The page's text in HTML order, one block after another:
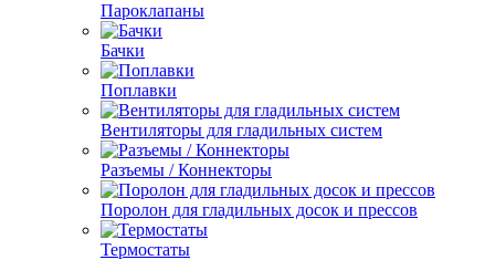
Пароклапаны
Бачки
Поплавки
Вентиляторы для гладильных систем
Разъемы / Коннекторы
Поролон для гладильных досок и прессов
Термостаты